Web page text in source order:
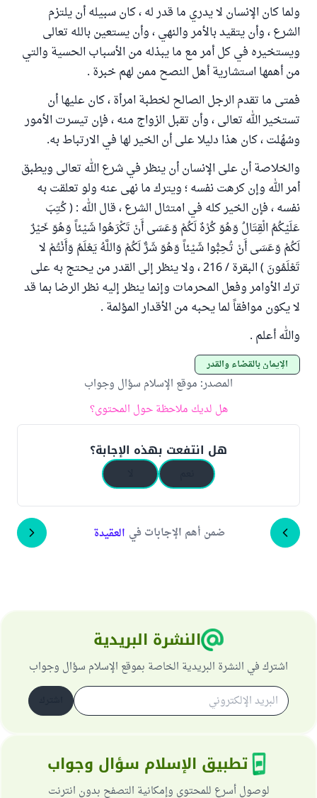
ولما كان الإنسان لا يدري ما قدر له ، كان سبيله أن يلتزم
الشرع ، وأن يتقيد بالأمر والنهي ، وأن يستعين بالله تعالى
ويستخيره في كل أمر مع ما يبذله من الأسباب الحسية والتي
من أهمها استشارية أهل النصح ممن لهم خبرة .
فمتى ما تقدم الرجل الصالح لخطبة امرأة ، كان عليها أن
تستخير الله تعالى ، وأن تقبل الزواج منه ، فإن تيسرت الأمور
وسُهُلت ، كان هذا دليلا على أن الخير لها في الارتباط به.
والخلاصة أن على الإنسان أن ينظر في شرع الله تعالى ويطبق
أمر الله وإن كرهت نفسه ؛ ويترك ما نهى عنه ولو تعلقت به
نفسه ، فإن الخير كله في امتثال الشرع ، قال الله : ( كُتِبَ
عَلَيْكُمُ الْقِتَالُ وَهُوَ كُرْهٌ لَكُمْ وَعَسَى أَنْ تَكْرَهُوا شَيْئاً وَهُوَ خَيْرٌ
لَكُمْ وَعَسَى أَنْ تُحِبُّوا شَيْئاً وَهُوَ شَرٌّ لَكُمْ وَاللَّهُ يَعْلَمُ وَأَنْتُمْ لا
تَعْلَمُونَ ) البقرة / 216 ، ولا ينظر إلى القدر من يحتج به على
ترك الأوامر وفعل المحرمات وإنما ينظر إليه نظر الرضا بما قد
لا يكون موافقاً لما يحبه من الأقدار المؤلمة .
والله أعلم .
الإيمان بالقضاء والقدر
المصدر: موقع الإسلام سؤال وجواب
هل لديك ملاحظة حول المحتوى؟
هل انتفعت بهذه الإجابة؟
ضمن أهم الإجابات في العقيدة
النشرة البريدية
اشترك في النشرة البريدية الخاصة بموقع الإسلام سؤال وجواب
تطبيق الإسلام سؤال وجواب
لوصول أسرع للمحتوى وإمكانية التصفح بدون انترنت